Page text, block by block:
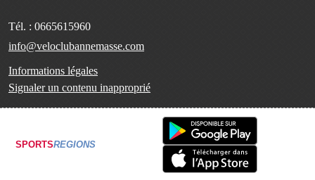
Tél. : 0665615960
info@veloclubannemasse.com
Informations légales
Signaler un contenu inapproprié
SPORTSREGIONS